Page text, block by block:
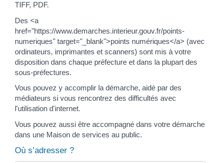
TIFF, PDF.
Des <a
href="https://www.demarches.interieur.gouv.fr/points-
numeriques" target="_blank">points numériques</a> (avec
ordinateurs, imprimantes et scanners) sont mis à votre
disposition dans chaque préfecture et dans la plupart des
sous-préfectures.
Vous pouvez y accomplir la démarche, aidé par des
médiateurs si vous rencontrez des difficultés avec
l'utilisation d'internet.
Vous pouvez aussi être accompagné dans votre démarche
dans une Maison de services au public.
Où s’adresser ?